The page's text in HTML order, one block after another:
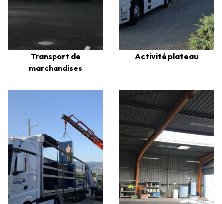
Transport de
marchandises
Activité plateau